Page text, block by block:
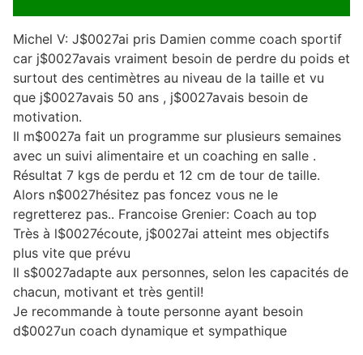
Michel V: J$0027ai pris Damien comme coach sportif
car j$0027avais vraiment besoin de perdre du poids et
surtout des centimètres au niveau de la taille et vu
que j$0027avais 50 ans , j$0027avais besoin de
motivation.
Il m$0027a fait un programme sur plusieurs semaines
avec un suivi alimentaire et un coaching en salle .
Résultat 7 kgs de perdu et 12 cm de tour de taille.
Alors n$0027hésitez pas foncez vous ne le
regretterez pas.. Francoise Grenier: Coach au top
Très à l$0027écoute, j$0027ai atteint mes objectifs
plus vite que prévu
Il s$0027adapte aux personnes, selon les capacités de
chacun, motivant et très gentil!
Je recommande à toute personne ayant besoin
d$0027un coach dynamique et sympathique